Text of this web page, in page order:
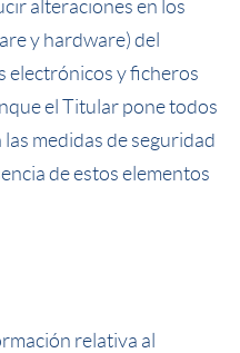
alteraciones en los
y hardware) del
electrónicos y ficheros
el Titular pone todos
medidas de seguridad
de estos elementos
relativa al